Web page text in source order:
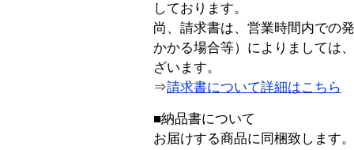
しております。
尚、請求書は、営業時間内での
かかる場合等）によりましては
ざいます。
⇒請求書について詳細はこちら
■納品書について
お届けする商品に同梱致します。